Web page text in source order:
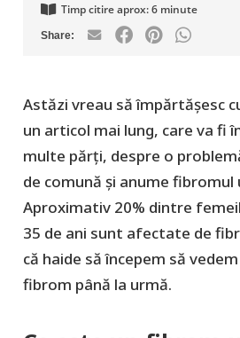
Timp citire aprox: 6 minute
Astăzi vreau să împărtășesc
un articol mai lung, care va fi
multe părți, despre o
de comună și anume fibromul
Aproximativ 20% dintre
35 de ani sunt afectate de
că haide să începem să
fibrom până la urmă.